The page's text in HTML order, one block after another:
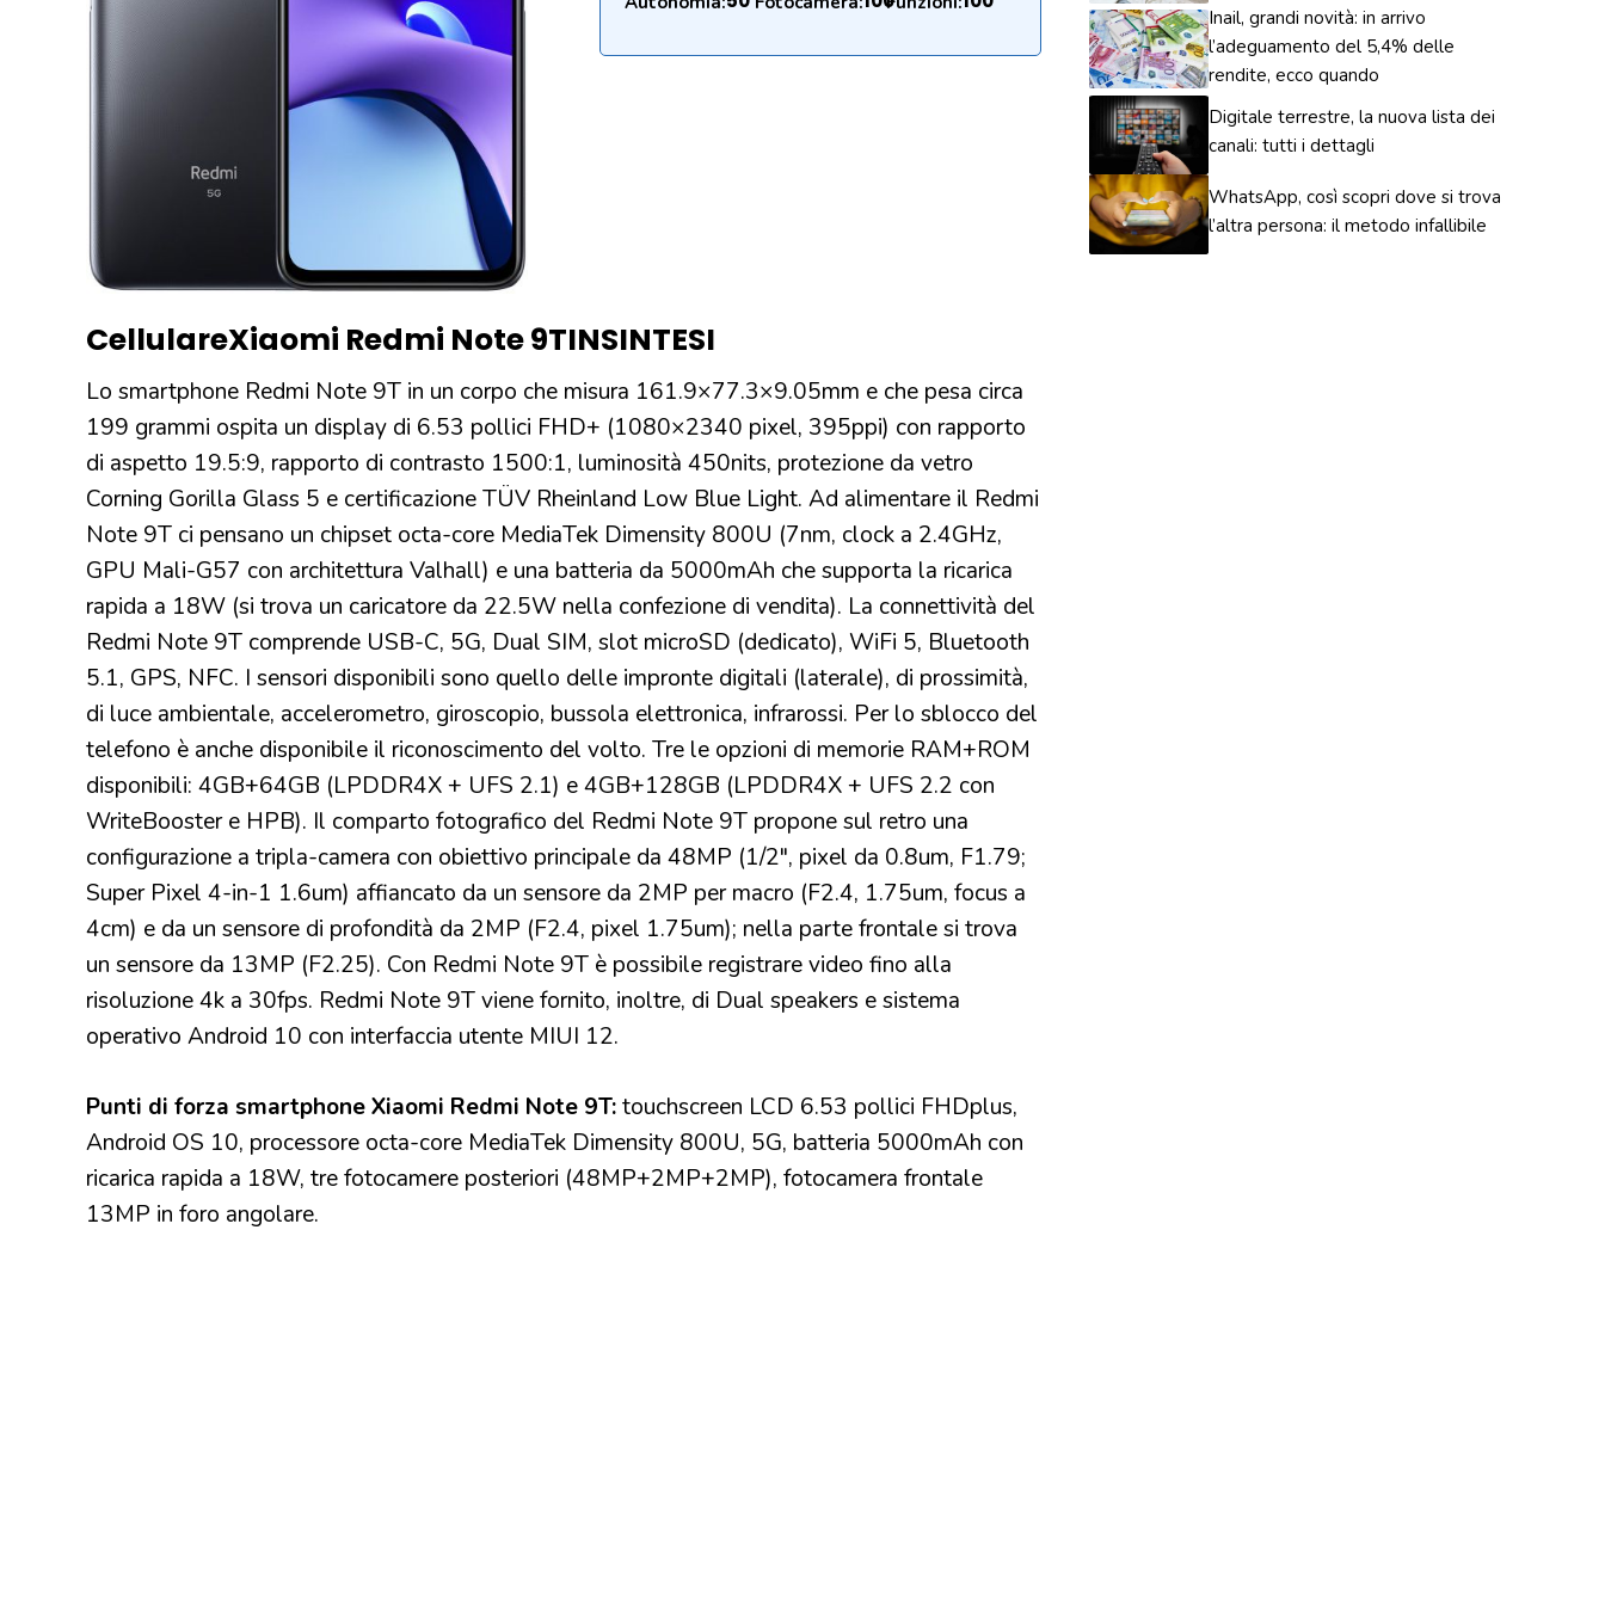
CellulareXiaomi Redmi Note 9TINSINTESI
Lo smartphone Redmi Note 9T in un corpo che misura 161.9×77.3×9.05mm e che pesa circa
199 grammi ospita un display di 6.53 pollici FHD+ (1080×2340 pixel, 395ppi) con rapporto
di aspetto 19.5:9, rapporto di contrasto 1500:1, luminosità 450nits, protezione da vetro
Corning Gorilla Glass 5 e certificazione TÜV Rheinland Low Blue Light. Ad alimentare il Redmi
Note 9T ci pensano un chipset octa-core MediaTek Dimensity 800U (7nm, clock a 2.4GHz,
GPU Mali-G57 con architettura Valhall) e una batteria da 5000mAh che supporta la ricarica
rapida a 18W (si trova un caricatore da 22.5W nella confezione di vendita). La connettività del
Redmi Note 9T comprende USB-C, 5G, Dual SIM, slot microSD (dedicato), WiFi 5, Bluetooth
5.1, GPS, NFC. I sensori disponibili sono quello delle impronte digitali (laterale), di prossimità,
di luce ambientale, accelerometro, giroscopio, bussola elettronica, infrarossi. Per lo sblocco del
telefono è anche disponibile il riconoscimento del volto. Tre le opzioni di memorie RAM+ROM
disponibili: 4GB+64GB (LPDDR4X + UFS 2.1) e 4GB+128GB (LPDDR4X + UFS 2.2 con
WriteBooster e HPB). Il comparto fotografico del Redmi Note 9T propone sul retro una
configurazione a tripla-camera con obiettivo principale da 48MP (1/2", pixel da 0.8um, F1.79;
Super Pixel 4-in-1 1.6um) affiancato da un sensore da 2MP per macro (F2.4, 1.75um, focus a
4cm) e da un sensore di profondità da 2MP (F2.4, pixel 1.75um); nella parte frontale si trova
un sensore da 13MP (F2.25). Con Redmi Note 9T è possibile registrare video fino alla
risoluzione 4k a 30fps. Redmi Note 9T viene fornito, inoltre, di Dual speakers e sistema
operativo Android 10 con interfaccia utente MIUI 12.
Punti di forza smartphone Xiaomi Redmi Note 9T:touchscreen LCD 6.53 pollici FHDplus,
Android OS 10, processore octa-core MediaTek Dimensity 800U, 5G, batteria 5000mAh con
ricarica rapida a 18W, tre fotocamere posteriori (48MP+2MP+2MP), fotocamera frontale
13MP in foro angolare.
Inail, grandi novità: in arrivo
l’adeguamento del 5,4% delle
rendite, ecco quando
Digitale terrestre, la nuova lista dei
canali: tutti i dettagli
WhatsApp, così scopri dove si trova
l’altra persona: il metodo infallibile